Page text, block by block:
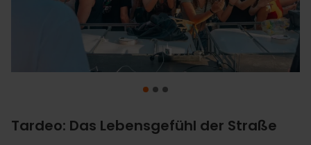
Tardeo: Das Lebensgefühl der Straße